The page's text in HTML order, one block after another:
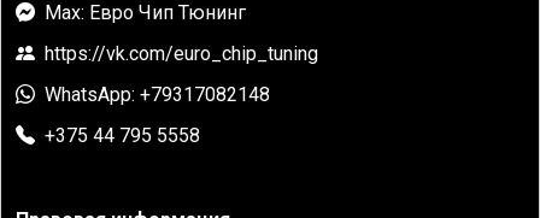
Max: Евро Чип Тюнинг
https://vk.com/euro_chip_tuning
WhatsApp: +79317082148
+375 44 795 5558